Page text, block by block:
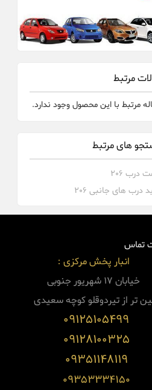
مرتبط
مرتبط با این محصول وجود ندارد.
های مرتبط
درب 206
درب های جانبی 206
تماس
انبار پخش مرکزی :
خیابان 17 شهریور جنوبی
تر از تیردوقلو کوچه سعیدی
09125105499
09128100325
09351148119
09353334150